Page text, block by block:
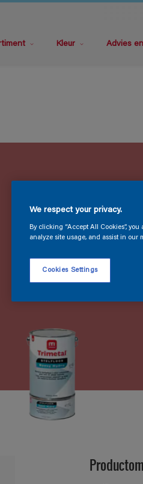
Kleur Advies
We respect your privacy.
By clicking “Accept All Cookies”,
analyze site usage, and assist in our
Cookies Settings